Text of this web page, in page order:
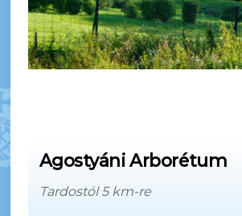
Agostyáni Arborétum
Tardostól 5 km-re